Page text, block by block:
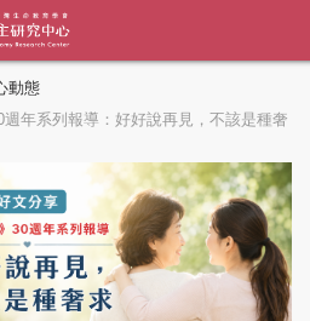
動態
週年系列報導：好好說再見，不該是種奢